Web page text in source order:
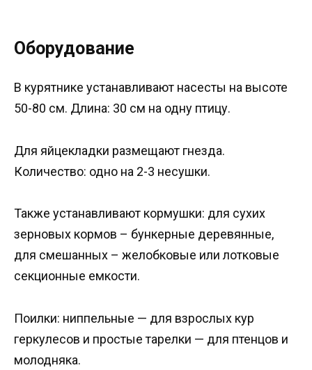
Оборудование
В курятнике устанавливают насесты на высоте
50-80 см. Длина: 30 см на одну птицу.
Для яйцекладки размещают гнезда.
Количество: одно на 2-3 несушки.
Также устанавливают кормушки: для сухих
зерновых кормов – бункерные деревянные,
для смешанных – желобковые или лотковые
секционные емкости.
Поилки: ниппельные — для взрослых кур
геркулесов и простые тарелки — для птенцов и
молодняка.